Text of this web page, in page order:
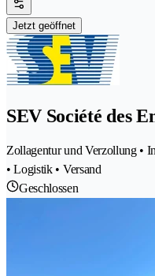
Jetzt geöffnet
SEV Société des
Zollagentur und Verzollung •
• Logistik • Versand
Geschlossen